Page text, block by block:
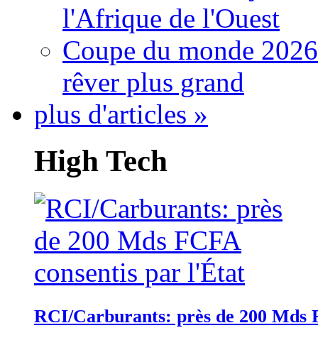
l'Afrique de l'Ouest
Coupe du monde
rêver plus grand
plus d'articles »
High Tech
RCI/Carburants: près de 200 Mds